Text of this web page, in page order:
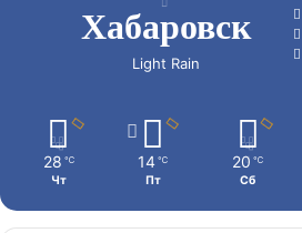
Хабаровск
Light Rain
28 ℃
Чт
14 ℃
Пт
20 ℃
Сб